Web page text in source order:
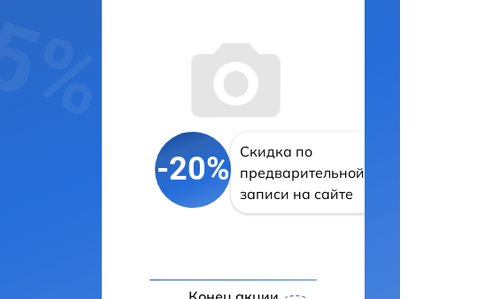
-20%
Скидка по
предварительной
записи на сайте